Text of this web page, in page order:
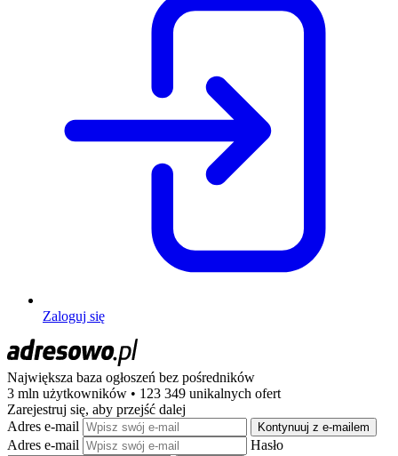
Zaloguj się
Największa baza ogłoszeń bez pośredników
3 mln użytkowników • 123 349 unikalnych ofert
Zarejestruj się, aby przejść dalej
Adres e-mail
Kontynuuj z e-mailem
Adres e-mail Hasło